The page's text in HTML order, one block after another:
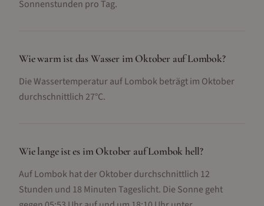
Sonnenstunden pro Tag.
Wie warm ist das Wasser im Oktober auf Lombok?
Die Wassertemperatur auf Lombok beträgt im Oktober
durchschnittlich 27°C.
Wie lange ist es im Oktober auf Lombok hell?
Auf Lombok hat der Oktober durchschnittlich 12
Stunden und 18 Minuten Tageslicht. Die Sonne geht